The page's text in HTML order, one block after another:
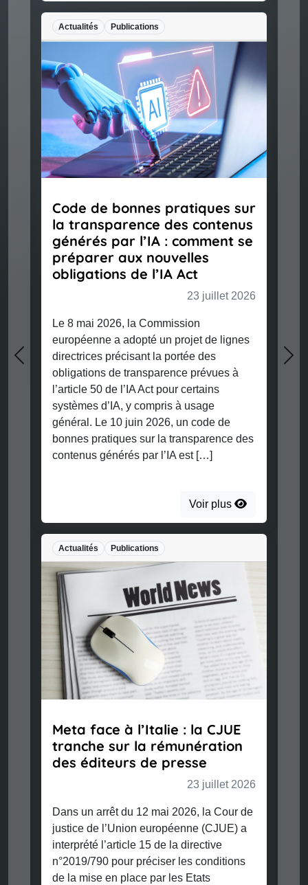
Actualités Publications
Code de bonnes pratiques sur
la transparence des contenus
générés par l’IA : comment se
préparer aux nouvelles
obligations de l’IA Act
23 juillet 2026
Le 8 mai 2026, la Commission
européenne a adopté un projet de lignes
directrices précisant la portée des
obligations de transparence prévues à
l’article 50 de l’IA Act pour certains
systèmes d’IA, y compris à usage
général. Le 10 juin 2026, un code de
bonnes pratiques sur la transparence des
contenus générés par l’IA est […]
Voir plus
Actualités Publications
Meta face à l’Italie : la CJUE
tranche sur la rémunération
des éditeurs de presse
23 juillet 2026
Dans un arrêt du 12 mai 2026, la Cour de
justice de l’Union européenne (CJUE) a
interprété l’article 15 de la directive
n°2019/790 pour préciser les conditions
de la mise en place par les Etats
Previous